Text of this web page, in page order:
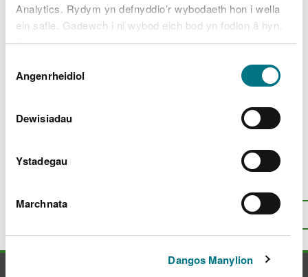
Analytics. Rydym yn defnyddio’r wybodaeth hon i wella
ein safle. Gadewch i ni wybod eich bod yn fodlon â hyn.
Byddwn yn defnyddio cwci i gadw eich dewis.
Gellirdarllen mwy am ein cwcis cyn i chi ddewis.
Caniatâd
Angenrheidiol
Dewisiadau
Ystadegau
Marchnata
Dangos Manylion
Defnyddio tir yr ydym yn ei reoli
Gwella mynediad i'r awyr agored i bawb
Llwybrau Cenedlaethol a Llwybr Arfordir
Cymru
hon? Rhowch eich adborth
I fyny